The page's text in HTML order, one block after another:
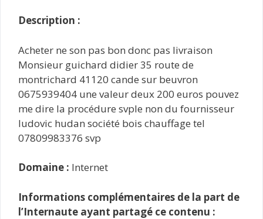
Description :
Acheter ne son pas bon donc pas livraison
Monsieur guichard didier 35 route de
montrichard 41120 cande sur beuvron
0675939404 une valeur deux 200 euros pouvez
me dire la procédure svple non du fournisseur
ludovic hudan société bois chauffage tel
07809983376 svp
Domaine : Internet
Informations complémentaires de la part de
l’Internaute ayant partagé ce contenu :